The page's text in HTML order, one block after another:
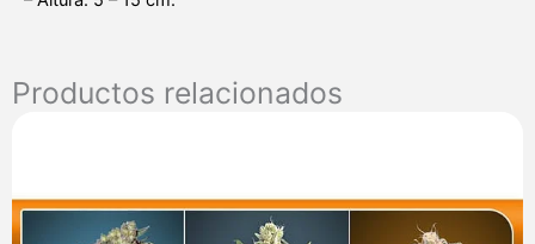
Productos relacionados